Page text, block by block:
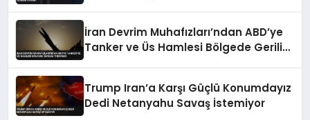
İran Devrim Muhafızları’ndan ABD’ye
Tanker ve Üs Hamlesi Bölgede Gerilim
Trump Iran’a Karşı Güçlü Konumdayız
Dedi Netanyahu Savaş İstemiyor